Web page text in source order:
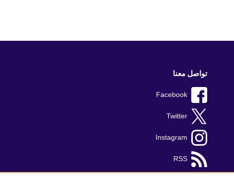
تواصل معنا
Facebook
Twitter
Instagram
RSS